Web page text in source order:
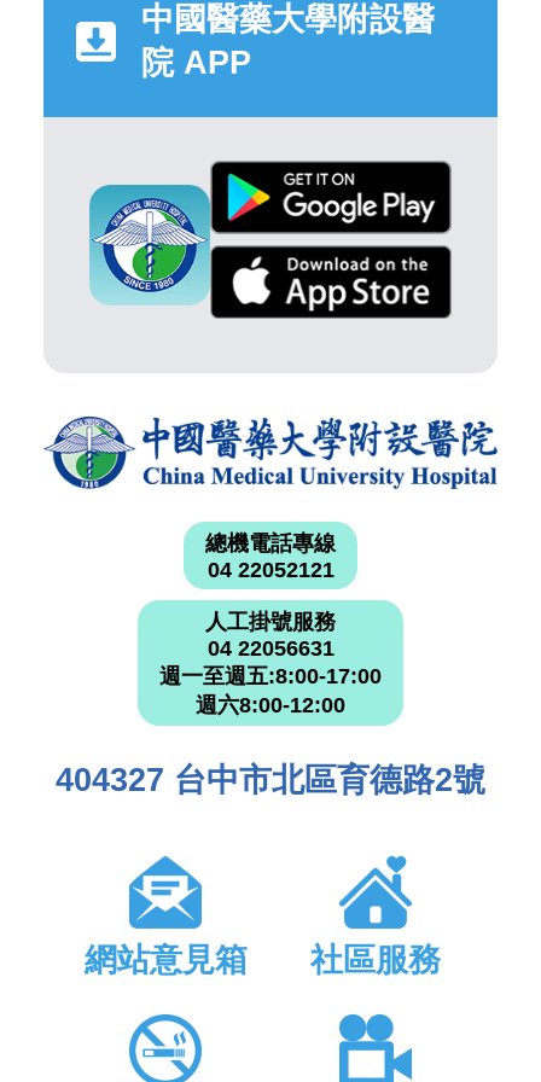
中國醫藥大學附設醫
院 APP
總機電話專線
04 22052121
人工掛號服務
04 22056631
週一至週五:8:00-17:00
週六8:00-12:00
404327 台中市北區育德路2號
網站意見箱 社區服務